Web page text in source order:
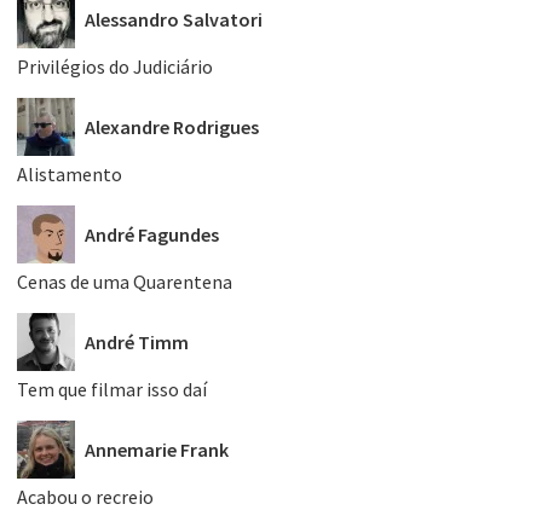
Alessandro Salvatori
Privilégios do Judiciário
Alexandre Rodrigues
Alistamento
André Fagundes
Cenas de uma Quarentena
André Timm
Tem que filmar isso daí
Annemarie Frank
Acabou o recreio